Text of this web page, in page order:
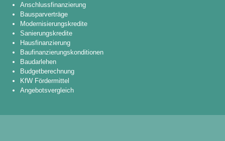
Anschlussfinanzierung
Bausparverträge
Modernisierungskredite
Sanierungskredite
Hausfinanzierung
Baufinanzierungskonditionen
Baudarlehen
Budgetberechnung
KfW Fördermittel
Angebotsvergleich